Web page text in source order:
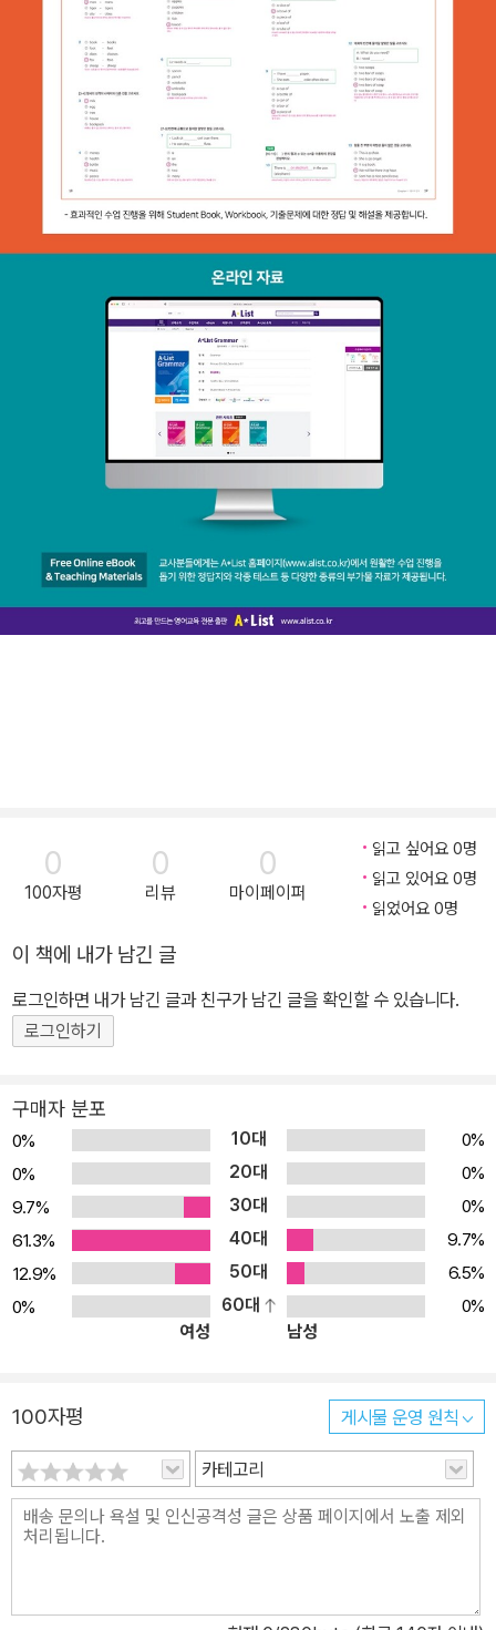
0
100자평
0
리뷰
0
마이페이퍼
읽고 싶어요 0명
읽고 있어요 0명
읽었어요 0명
이 책에 내가 남긴 글
로그인하면 내가 남긴 글과 친구가 남긴 글을 확인할 수 있습니다.
로그인하기
구매자 분포
0% 10대
0%
0%
20대
0%
9.7%
30대
0%
61.3%
40대
9.7%
12.9%
50대
6.5%
0%
60대
0%
여성
남성
100자평 게시물 운영 원칙
카테고리